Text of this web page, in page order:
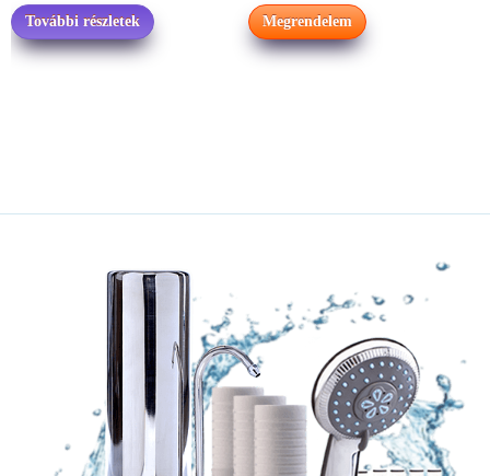
További részletek
Megrendelem